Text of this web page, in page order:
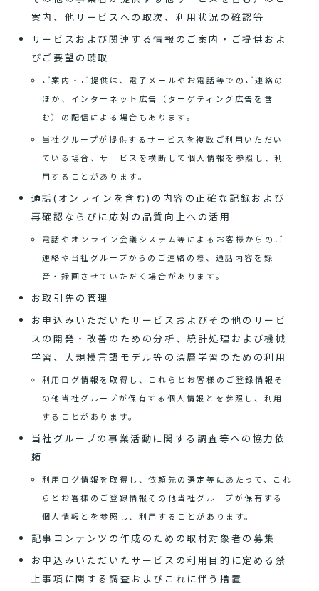
案内、他サービスへの取次、利用状況の確認等
サービスおよび関連する情報のご案内・ご提供およ
びご要望の聴取
ご案内・ご提供は、電子メールやお電話等でのご連絡の
ほか、インターネット広告（ターゲティング広告を含
む）の配信による場合もあります。
当社グループが提供するサービスを複数ご利用いただい
ている場合、サービスを横断して個人情報を参照し、利
用することがあります。
通話(オンラインを含む)の内容の正確な記録および
再確認ならびに応対の品質向上への活用
電話やオンライン会議システム等によるお客様からのご
連絡や当社グループからのご連絡の際、通話内容を録
音・録画させていただく場合があります。
お取引先の管理
お申込みいただいたサービスおよびその他のサービ
スの開発・改善のための分析、統計処理および機械
学習、大規模言語モデル等の深層学習のための利用
利用ログ情報を取得し、これらとお客様のご登録情報そ
の他当社グループが保有する個人情報とを参照し、利用
することがあります。
当社グループの事業活動に関する調査等への協力依
頼
利用ログ情報を取得し、依頼先の選定等にあたって、これ
らとお客様のご登録情報その他当社グループが保有する
個人情報とを参照し、利用することがあります。
記事コンテンツの作成のための取材対象者の募集
お申込みいただいたサービスの利用目的に定める禁
止事項に関する調査およびこれに伴う措置